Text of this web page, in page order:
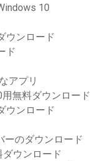
10
ウンロード
ド
アプリ
無料ダウンロード
ウンロード
ーのダウンロード
ダウンロード